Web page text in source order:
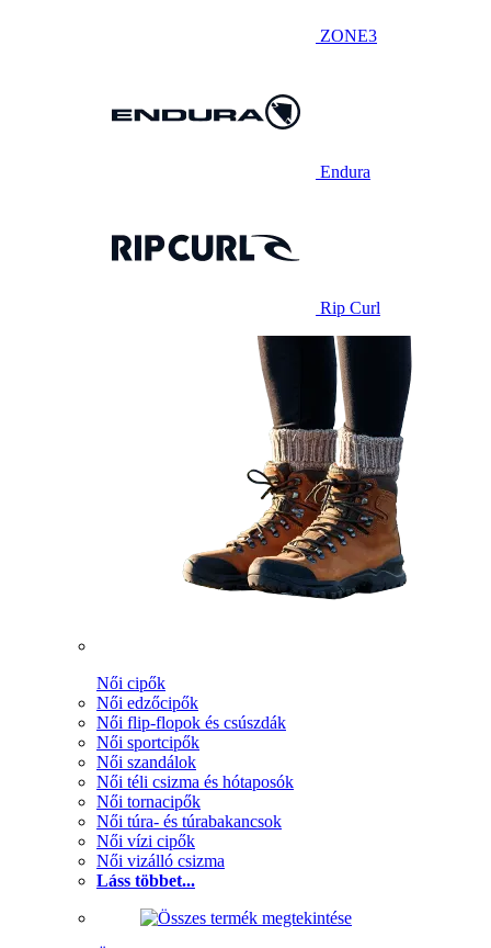
ZONE3
Endura
Rip Curl
Női cipők
Női edzőcipők
Női flip-flopok és csúszdák
Női sportcipők
Női szandálok
Női téli csizma és hótaposók
Női tornacipők
Női túra- és túrabakancsok
Női vízi cipők
Női vizálló csizma
Láss többet...